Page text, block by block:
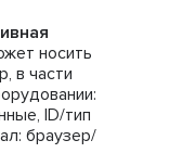
носить
в части
ID/тип
браузер/